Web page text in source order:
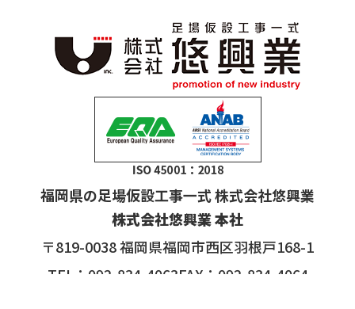
福岡県の足場仮設工事一式 株式会社悠興業
株式会社悠興業 本社
〒819-0038 福岡県福岡市西区羽根戸168-1
TEL：092-834-4063FAX：092-834-4064